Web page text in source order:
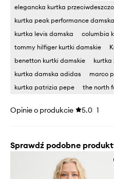
elegancka kurtka
kurtka peak performance damska
kurtka levis damska
columbia
tommy hilfiger kurtki damskie
benetton kurtki damskie
kurtka
kurtka damska adidas
marco
kurtka patrizia pepe
the north
Opinie o produkcie 5.0 1
Sprawdź podobne